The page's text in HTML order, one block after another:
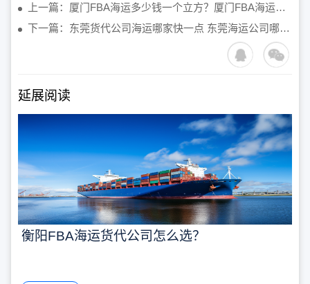
上一篇：厦门FBA海运多少钱一个立方？厦门FBA海运一方多少钱
下一篇：东莞货代公司海运哪家快一点 东莞海运公司哪家好
延展阅读
衡阳FBA海运货代公司怎么选？